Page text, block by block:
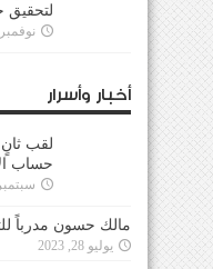
لتحقيق
نوفمبر 27, 2020
أخبار وأسرار
لقب
حساب
سبتمبر 15, 2024
مالك حسون مدرباً
يوليو 28, 2023